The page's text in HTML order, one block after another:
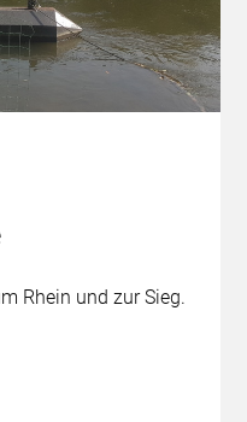
Rhein und zur Sieg.